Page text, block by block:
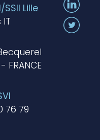
SSII Lille
FRANCE
76 79